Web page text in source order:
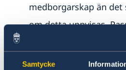
Samtycke
medborgarskap än det
om detta uppvisas.
i vissa fall
inte blivit medborgare